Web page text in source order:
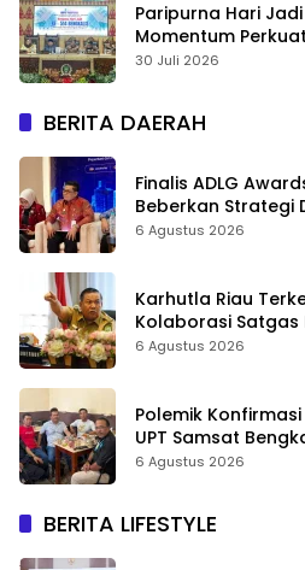
Paripurna Hari
Momentum
Negeri
30 Juli 2026
BERITA DAERAH
Finalis ADLG
Beberkan Strategi
Tingkatkan
6 Agustus 2026
Karhutla Riau
Kolaborasi Satgas
6 Agustus 2026
Polemik
UPT Samsat
6 Agustus 2026
BERITA LIFESTYLE